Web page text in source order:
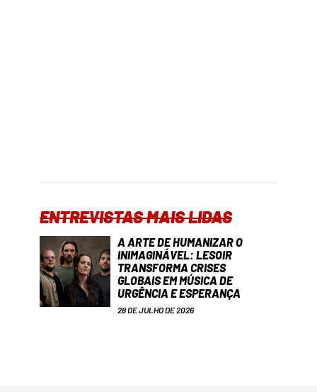
ENTREVISTAS MAIS LIDAS
A ARTE DE HUMANIZAR O
INIMAGINÁVEL: LESOIR
TRANSFORMA CRISES
GLOBAIS EM MÚSICA DE
URGÊNCIA E ESPERANÇA
28 DE JULHO DE 2026